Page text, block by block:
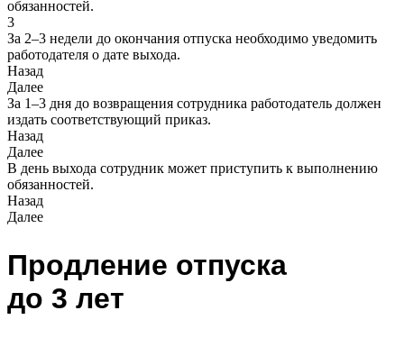
обязанностей.
3
За 2–3 недели до окончания отпуска необходимо уведомить
работодателя о дате выхода.
Назад
Далее
За 1–3 дня до возвращения сотрудника работодатель должен
издать соответствующий приказ.
Назад
Далее
В день выхода сотрудник может приступить к выполнению
обязанностей.
Назад
Далее
Продление отпуска
до 3 лет